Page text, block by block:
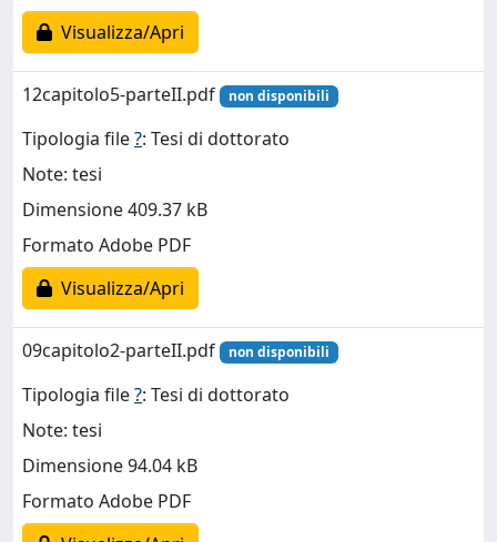
Visualizza/Apri
12capitolo5-parteII.pdf non disponibili
Tipologia file?: Tesi di dottorato
Note: tesi
Dimensione 409.37 kB
Formato Adobe PDF
Visualizza/Apri
09capitolo2-parteII.pdf non disponibili
Tipologia file?: Tesi di dottorato
Note: tesi
Dimensione 94.04 kB
Formato Adobe PDF